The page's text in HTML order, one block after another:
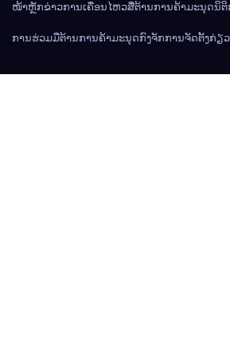
ໜ້າຫຼັກຂ່າວການເຄື່ອນໄຫວສື່ຕ້ານການຄ້າມະນຸດນິຕິ
ການຮ່ວມມືຕ້ານການຄ້າມະນຸດກົງຈັກການຈັດຕັ້ງກ່ຽ